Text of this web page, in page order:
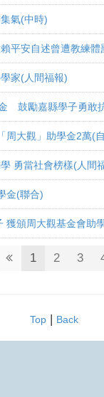
氣(中時)
平安自述曾遭教練體
家(人間福報)
鼓勵嘉縣學子勇敢
周大觀」助學金2萬(
勇當社會榜樣(人間
金(聯合)
獲頒周大觀基金會助
1 2 3
Top| Back